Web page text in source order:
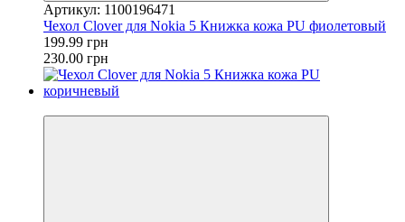
Артикул: 1100196471
Чехол Clover для Nokia 5 Книжка кожа PU фиолетовый
199.99 грн
230.00 грн